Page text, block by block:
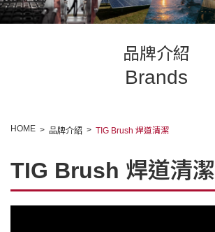
品牌介紹
Brands
HOME 品牌介紹 TIG Brush 焊道清潔
TIG Brush 焊道清潔
變更密碼
修改個人資料
匯款通知